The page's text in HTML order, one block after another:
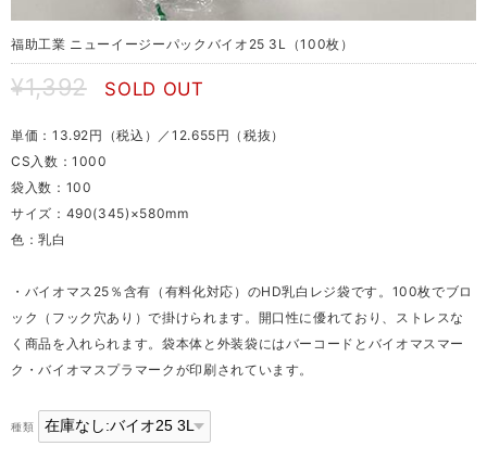
福助工業 ニューイージーパックバイオ25 3L（100枚）
¥1,392 SOLD OUT
単価：13.92円（税込）／12.655円（税抜）
CS入数：1000
袋入数：100
サイズ：490(345)×580mm
色：乳白
・バイオマス25％含有（有料化対応）のHD乳白レジ袋です。100枚でブロ
ック（フック穴あり）で掛けられます。開口性に優れており、ストレスな
く商品を入れられます。袋本体と外装袋にはバーコードとバイオマスマー
ク・バイオマスプラマークが印刷されています。
種類